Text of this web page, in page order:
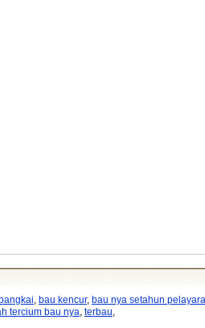
bau kencur, bau nya setahun
tercium bau nya terbau